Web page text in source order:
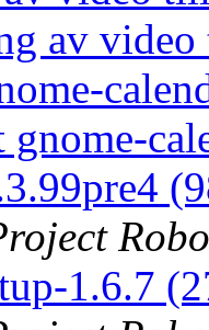
av
gnome-
1.6.7